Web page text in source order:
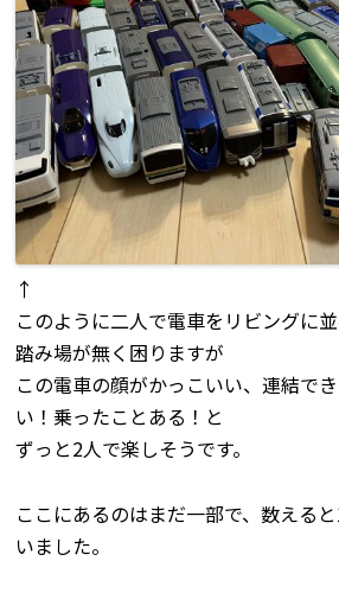
↑
このように二人で電車をリビングに
踏み場が無く困りますが
この電車の顔がかっこいい、連結で
い！乗ったことある！と
ずっと2人で楽しそうです。
ここにあるのはまだ一部で、数える
いました。